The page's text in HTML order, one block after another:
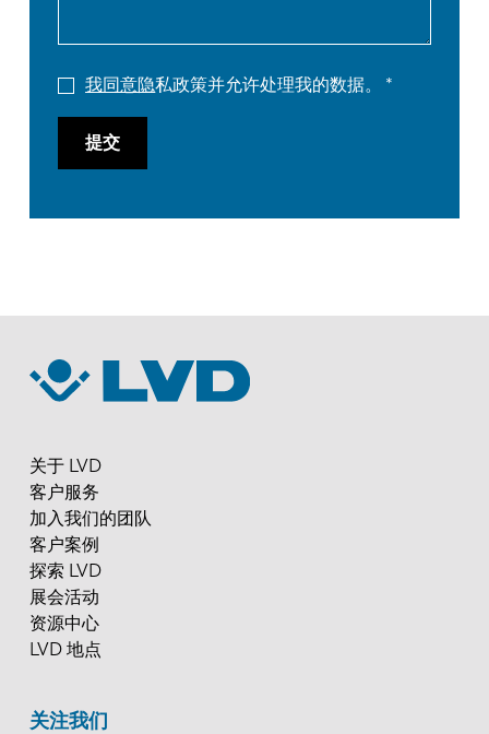
我同意隐私政策并允许处理我的数据。
提交
关于 LVD
客户服务
加入我们的团队
客户案例
探索 LVD
展会活动
资源中心
LVD 地点
关注我们